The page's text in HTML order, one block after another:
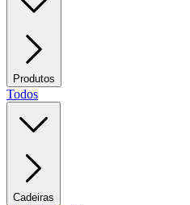
Produtos
Todos
Cadeiras